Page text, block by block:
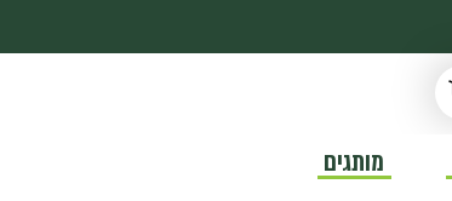
מותגים